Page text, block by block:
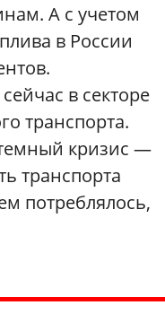
А с учетом
в России
в секторе
транспорта.
кризис —
транспорта
потреблялось,